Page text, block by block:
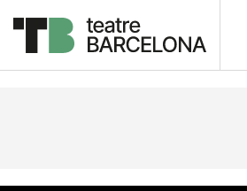
Descripció Fitxa artística